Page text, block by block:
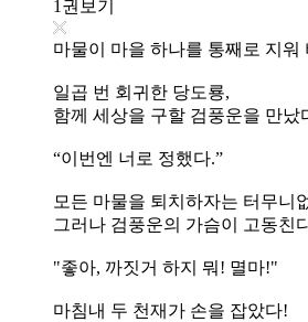
1권보기
마물이 마을 하나를 통째로 지워
일곱 번 회귀한 당도룡,
함께 세상을 구할 검풍운을 만났
“이번엔 너로 정했다.”
모든 마물을 퇴치하자는 터무니
그러나 검풍운의 가슴이 고동친
"좋아, 까짓거 하지 뭐! 멸마!"
마침내 두 천재가 손을 잡았다!